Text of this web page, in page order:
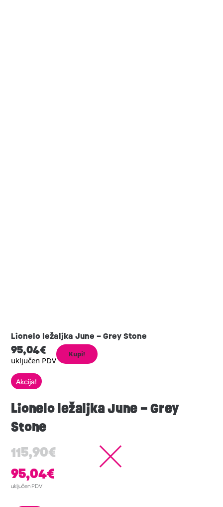
Lionelo ležaljka June – Grey Stone
95,04€
uključen PDV
Kupi!
Akcija!
Lionelo ležaljka June – Grey
Stone
115,90€
95,04€
uključen PDV